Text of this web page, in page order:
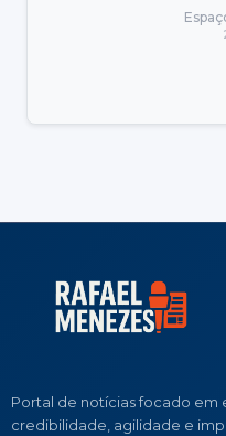
Portal de notícias focado
credibilidade, agilidade e